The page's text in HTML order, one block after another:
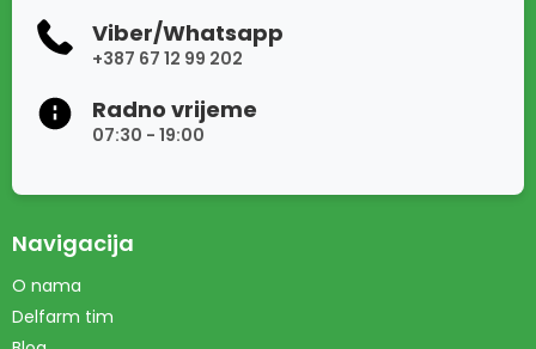
Viber/Whatsapp
+387 67 12 99 202
Radno vrijeme
07:30 - 19:00
Navigacija
O nama
Delfarm tim